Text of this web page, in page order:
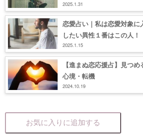
2025.1.31
恋愛占い｜私は恋愛対象
したい異性１番はこの人！
2025.1.15
【進まぬ恋応援占】見つ
心境・転機
2024.10.19
お気に入りに追加する